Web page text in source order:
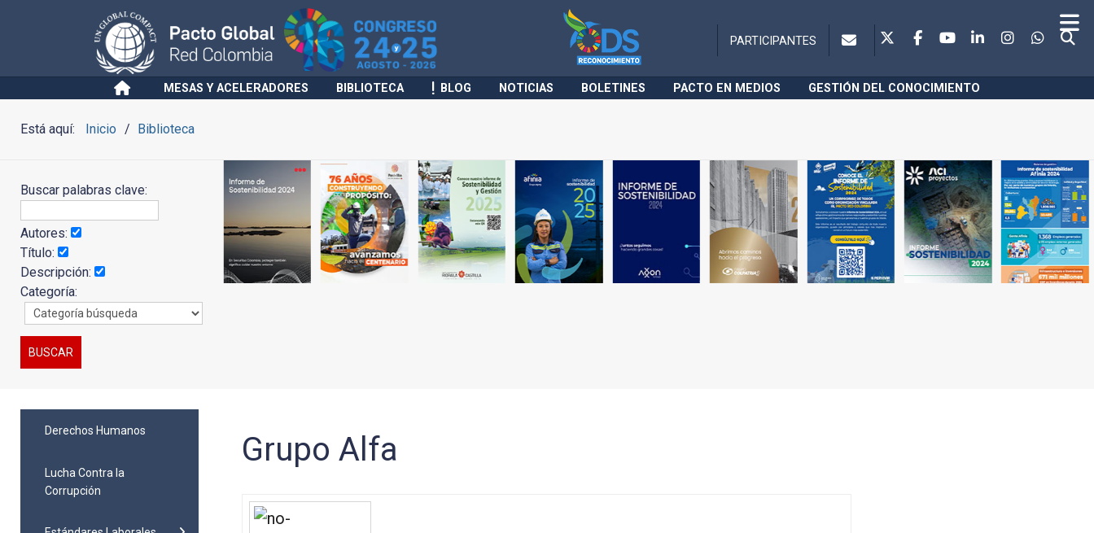
PARTICIPANTES
MESAS Y ACELERADORES BIBLIOTECA BLOG NOTICIAS BOLETINES PACTO EN MEDIOS GESTIÓN DEL CONOCIMIENTO
Está aquí: Inicio Biblioteca
Buscar palabras clave:
Autores:
Título:
Descripción:
Categoría:
Derechos Humanos
Lucha Contra la
Corrupción
Grupo Alfa